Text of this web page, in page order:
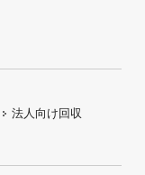
法人向け回収